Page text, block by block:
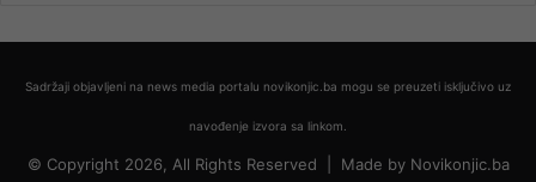
Sadržaji objavljeni na news media portalu novikonjic.ba mogu se preuzeti isključivo uz
navođenje izvora sa linkom.
© Copyright 2026, All Rights Reserved | Made by Novikonjic.ba